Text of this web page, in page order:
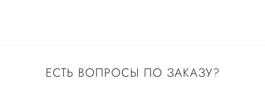
ЕСТЬ ВОПРОСЫ ПО ЗАКАЗУ?